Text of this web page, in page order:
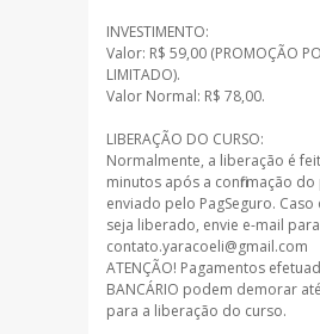
INVESTIMENTO:
Valor: R$ 59,00 (PROMOÇÃO
LIMITADO).
Valor Normal: R$ 78,00.
LIBERAÇÃO DO CURSO:
Normalmente, a liberação é
minutos após a confirmação
enviado pelo PagSeguro. Caso
seja liberado, envie e-mail para
contato.yaracoeli@gmail.com
ATENÇÃO! Pagamentos
BANCÁRIO podem demorar
para a liberação do curso.